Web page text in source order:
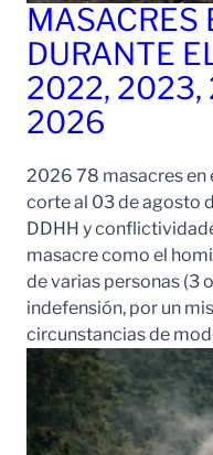
MASACRES
DURANTE
2022, 2023,
2026
2026 78 masacres en
corte al 03 de agosto
DDHH y
masacre como el
de varias personas (3
indefensión, por un
circunstancias de